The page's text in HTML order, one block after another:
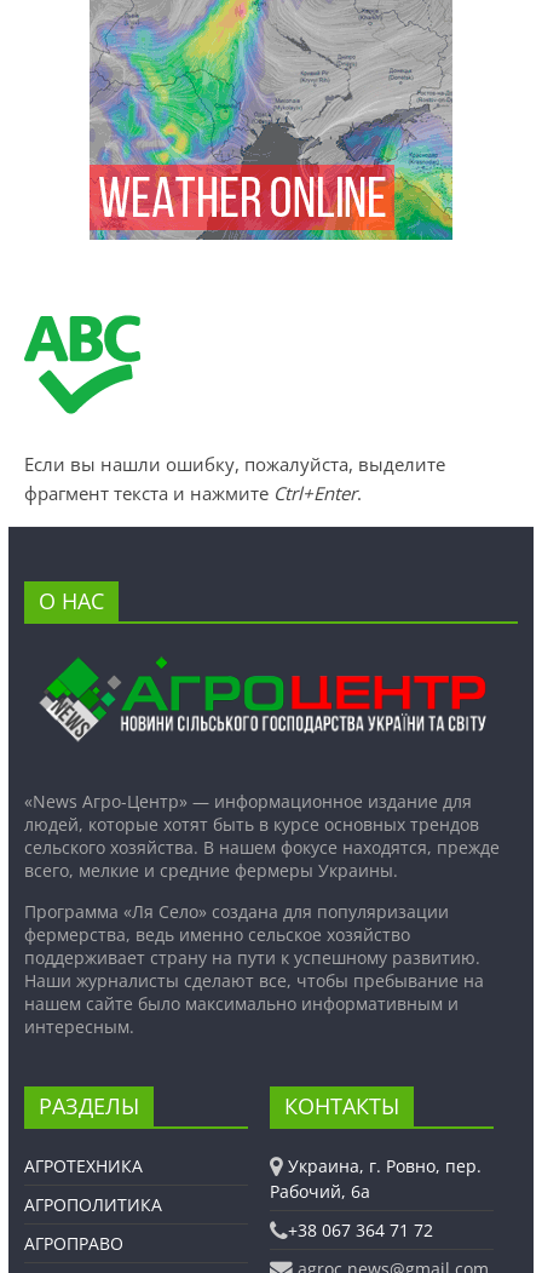
Если вы нашли ошибку, пожалуйста, выделите
фрагмент текста и нажмите Ctrl+Enter.
О НАС
«News Агро-Центр» — информационное издание для
людей, которые хотят быть в курсе основных трендов
сельского хозяйства. В нашем фокусе находятся, прежде
всего, мелкие и средние фермеры Украины.
Программа «Ля Село» создана для популяризации
фермерства, ведь именно сельское хозяйство
поддерживает страну на пути к успешному развитию.
Наши журналисты сделают все, чтобы пребывание на
нашем сайте было максимально информативным и
интересным.
РАЗДЕЛЫ
АГРОТЕХНИКА
АГРОПОЛИТИКА
АГРОПРАВО
КОНТАКТЫ
Украина, г. Ровно, пер.
Рабочий, 6а
+38 067 364 71 72